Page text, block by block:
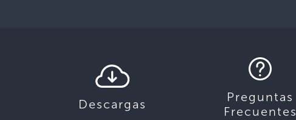
Descargas
Preguntas
Frecuentes